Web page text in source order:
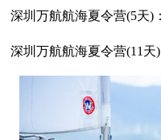
深圳万航航海夏令营(5天)
深圳万航航海夏令营(11天